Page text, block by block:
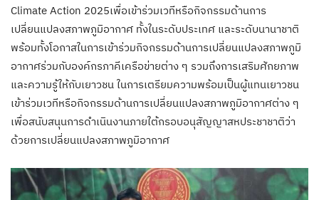
Climate Action 2025​เพื่อเข้าร่วมเวทีหรือกิจกรรมด้านการ
เปลี่ยนแปลงสภาพภูมิอากาศ ทั้งในระดับประเทศ และระดับนานาชาติ
พร้อมทั้งโอกาสในการเข้าร่วมกิจกรรมด้านการเปลี่ยนแปลงสภาพภูมิ
อากาศร่วมกับองค์กรภาคีเครือข่ายต่าง ๆ รวมถึงการเสริมศักยภาพ
และความรู้ให้กับเยาวชน ในการเตรียมความพร้อมเป็นผู้แทนเยาวชน
เข้าร่วมเวทีหรือกิจกรรมด้านการเปลี่ยนแปลงสภาพภูมิอากาศต่าง ๆ
เพื่อสนับสนุนการดำเนินงานภายใต้กรอบอนุสัญญาสหประชาชาติว่า
ด้วยการเปลี่ยนแปลงสภาพภูมิอากาศ